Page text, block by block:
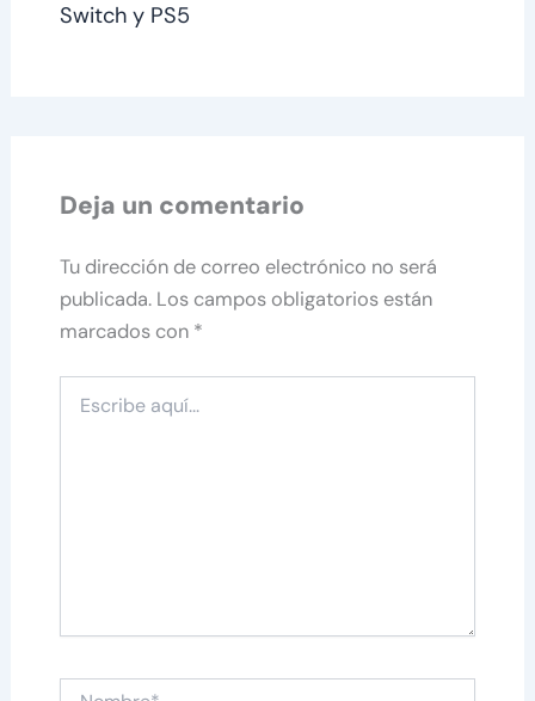
Switch y PS5
Deja un comentario
Tu dirección de correo electrónico no será
publicada. Los campos obligatorios están
marcados con *
aquí...
Nombre*